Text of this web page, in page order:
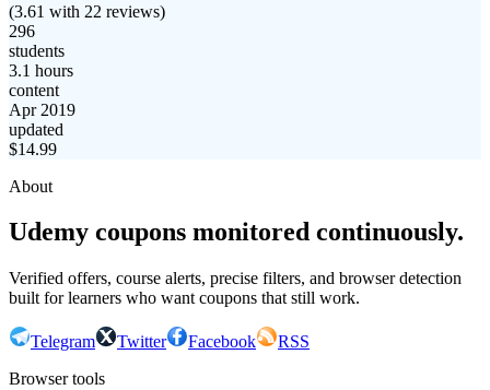
(3.61 with 22 reviews)
296
students
3.1 hours
content
Apr 2019
updated
$14.99
About
Udemy coupons monitored continuously.
Verified offers, course alerts, precise filters, and browser detection
built for learners who want coupons that still work.
Telegram Twitter Facebook
RSS
Browser tools